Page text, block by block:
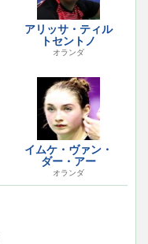
アリッサ・ティル
トセントノ
オランダ
イムケ・ヴァン・
ダー・アー
オランダ